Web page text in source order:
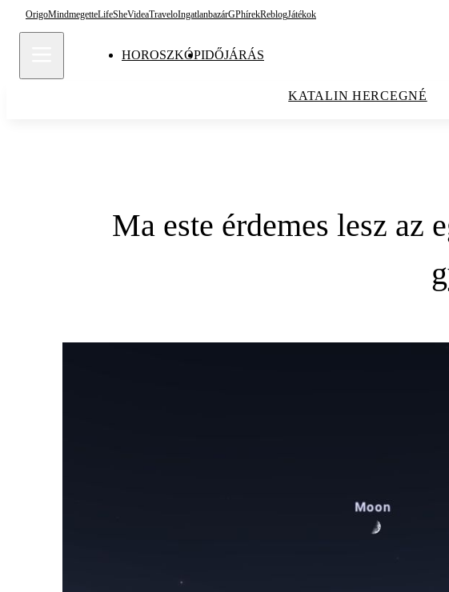
OrigoMindmegetteLifeSheVideaTraveloIngatlanbazárGPhírekReblogJátékok
HOROSZKÓPIDŐJÁRÁS
KATALIN HERCEGNÉ
Ma este érdemes lesz az